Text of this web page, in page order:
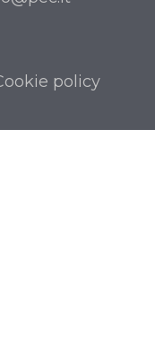
policy